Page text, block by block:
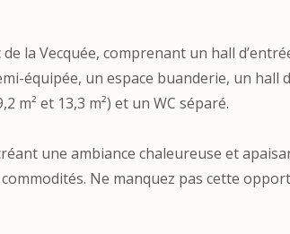
la Vecquée, comprenant un hall
équipée, un espace buanderie, un hall
m² et 13,3 m²) et un WC séparé.
une ambiance chaleureuse et
Ne manquez pas cette